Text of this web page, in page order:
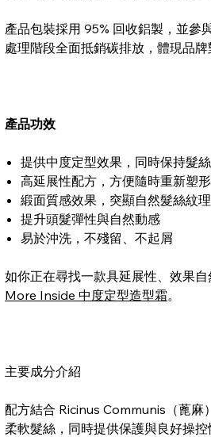
產品包裝採用 95% 回收鋁製，並參
處理階段全面抵銷碳排放，體現品牌
產品功效
提供中度定型效果，同時保持髮
高延展性配方，方便隨時重新塑形
緞面質感效果，突顯自然髮絲紋理
提升頭髮彈性與自然動感
易於沖洗，不殘留、不起屑
如你正在尋找一款具延展性、效果
More Inside 中度定型造型霜。
主要成分介紹
配方結合 Ricinus Communis（蓖
柔軟髮絲，同時提供保護與良好操